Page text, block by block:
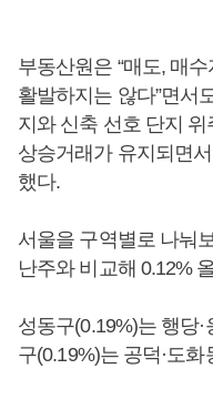
부동산원은 “매도, 매
활발하지는 않다”면서
지와 신축 선호 단지
상승거래가 유지되면
했다.
서울을 구역별로 나눠
난주와 비교해 0.12%
성동구(0.19%)는 행당
구(0.19%)는 공덕·도